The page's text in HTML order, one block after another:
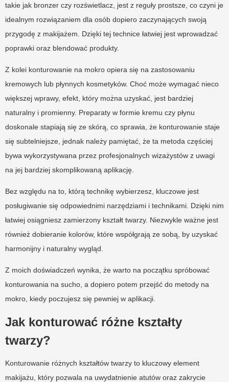
takie jak bronzer czy rozświetlacz, jest z reguły prostsze, co czyni je
idealnym rozwiązaniem dla osób dopiero zaczynających swoją
przygodę z makijażem. Dzięki tej technice łatwiej jest wprowadzać
poprawki oraz blendować produkty.
Z kolei konturowanie na mokro opiera się na zastosowaniu
kremowych lub płynnych kosmetyków. Choć może wymagać nieco
większej wprawy, efekt, który można uzyskać, jest bardziej
naturalny i promienny. Preparaty w formie kremu czy płynu
doskonale stapiają się ze skórą, co sprawia, że konturowanie staje
się subtelniejsze, jednak należy pamiętać, że ta metoda częściej
bywa wykorzystywana przez profesjonalnych wizażystów z uwagi
na jej bardziej skomplikowaną aplikację.
Bez względu na to, którą technikę wybierzesz, kluczowe jest
posługiwanie się odpowiednimi narzędziami i technikami. Dzięki nim
łatwiej osiągniesz zamierzony kształt twarzy. Niezwykle ważne jest
również dobieranie kolorów, które współgrają ze sobą, by uzyskać
harmonijny i naturalny wygląd.
Z moich doświadczeń wynika, że warto na początku spróbować
konturowania na sucho, a dopiero potem przejść do metody na
mokro, kiedy poczujesz się pewniej w aplikacji.
Jak konturować różne kształty
twarzy?
Konturowanie różnych kształtów twarzy to kluczowy element
makijażu, który pozwala na uwydatnienie atutów oraz zakrycie